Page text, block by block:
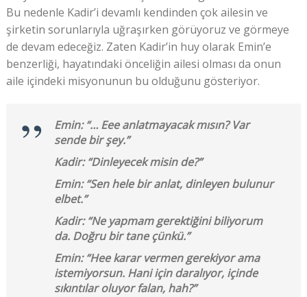
Bu nedenle Kadir’i devamlı kendinden çok ailesin ve
şirketin sorunlarıyla uğraşırken görüyoruz ve görmeye
de devam edeceğiz. Zaten Kadir’in huy olarak Emin’e
benzerliği, hayatındaki önceliğin ailesi olması da onun
aile içindeki misyonunun bu olduğunu gösteriyor.
Emin: “… Eee anlatmayacak mısın? Var
sende bir şey.”
Kadir: “Dinleyecek misin de?”
Emin: “Sen hele bir anlat, dinleyen bulunur
elbet.”
Kadir: “Ne yapmam gerektiğini biliyorum
da. Doğru bir tane çünkü.”
Emin: “Hee karar vermen gerekiyor ama
istemiyorsun. Hani için daralıyor, içinde
sıkıntılar oluyor falan, hah?”